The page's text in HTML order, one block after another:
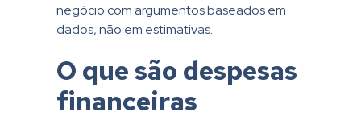
negócio com argumentos baseados em
dados, não em estimativas.
O que são despesas
financeiras